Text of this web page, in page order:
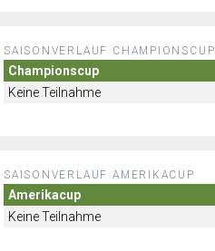
SAISONVERLAUF CHAMPIONSCUP
Championscup
Keine Teilnahme
SAISONVERLAUF AMERIKACUP
Amerikacup
Keine Teilnahme